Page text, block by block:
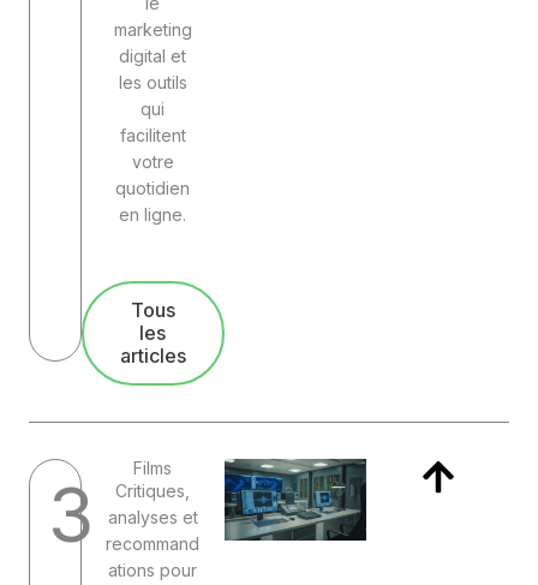
marketing
digital et
les outils
qui
facilitent
votre
quotidien
en ligne.
Tous
les
articles
3
Films
Critiques,
analyses et
recommand
ations pour